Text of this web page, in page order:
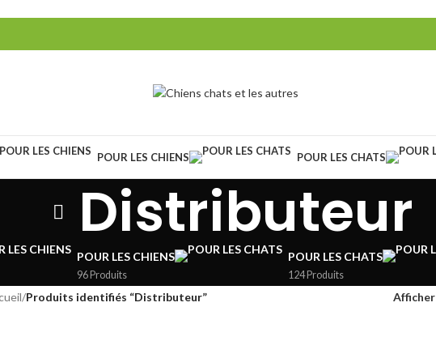
POUR LES CHIENS POUR LES CHATS
Distributeur
POUR LES CHIENS
96 Produits
POUR LES CHATS
124 Produits
/Produits identifiés “Distributeur” Afficher